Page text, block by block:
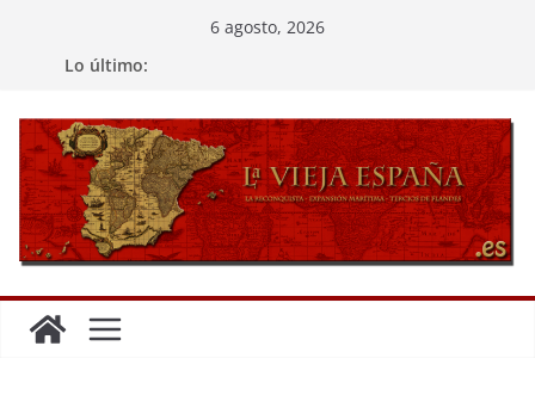
6 agosto, 2026
Lo último: